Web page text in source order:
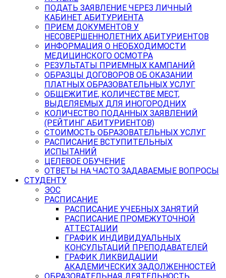
ПОДАТЬ ЗАЯВЛЕНИЕ ЧЕРЕЗ ЛИЧНЫЙ
КАБИНЕТ АБИТУРИЕНТА
ПРИЕМ ДОКУМЕНТОВ У
НЕСОВЕРШЕННОЛЕТНИХ АБИТУРИЕНТОВ
ИНФОРМАЦИЯ О НЕОБХОДИМОСТИ
МЕДИЦИНСКОГО ОСМОТРА
РЕЗУЛЬТАТЫ ПРИЕМНЫХ КАМПАНИЙ
ОБРАЗЦЫ ДОГОВОРОВ ОБ ОКАЗАНИИ
ПЛАТНЫХ ОБРАЗОВАТЕЛЬНЫХ УСЛУГ
ОБЩЕЖИТИЕ, КОЛИЧЕСТВЕ МЕСТ,
ВЫДЕЛЯЕМЫХ ДЛЯ ИНОГОРОДНИХ
КОЛИЧЕСТВО ПОДАННЫХ ЗАЯВЛЕНИЙ
(РЕЙТИНГ АБИТУРИЕНТОВ)
СТОИМОСТЬ ОБРАЗОВАТЕЛЬНЫХ УСЛУГ
РАСПИСАНИЕ ВСТУПИТЕЛЬНЫХ
ИСПЫТАНИЙ
ЦЕЛЕВОЕ ОБУЧЕНИЕ
ОТВЕТЫ НА ЧАСТО ЗАДАВАЕМЫЕ ВОПРОСЫ
СТУДЕНТУ
ЭОС
РАСПИСАНИЕ
РАСПИСАНИЕ УЧЕБНЫХ ЗАНЯТИЙ
РАСПИСАНИЕ ПРОМЕЖУТОЧНОЙ
АТТЕСТАЦИИ
ГРАФИК ИНДИВИДУАЛЬНЫХ
КОНСУЛЬТАЦИЙ ПРЕПОДАВАТЕЛЕЙ
ГРАФИК ЛИКВИДАЦИИ
АКАДЕМИЧЕСКИХ ЗАДОЛЖЕННОСТЕЙ